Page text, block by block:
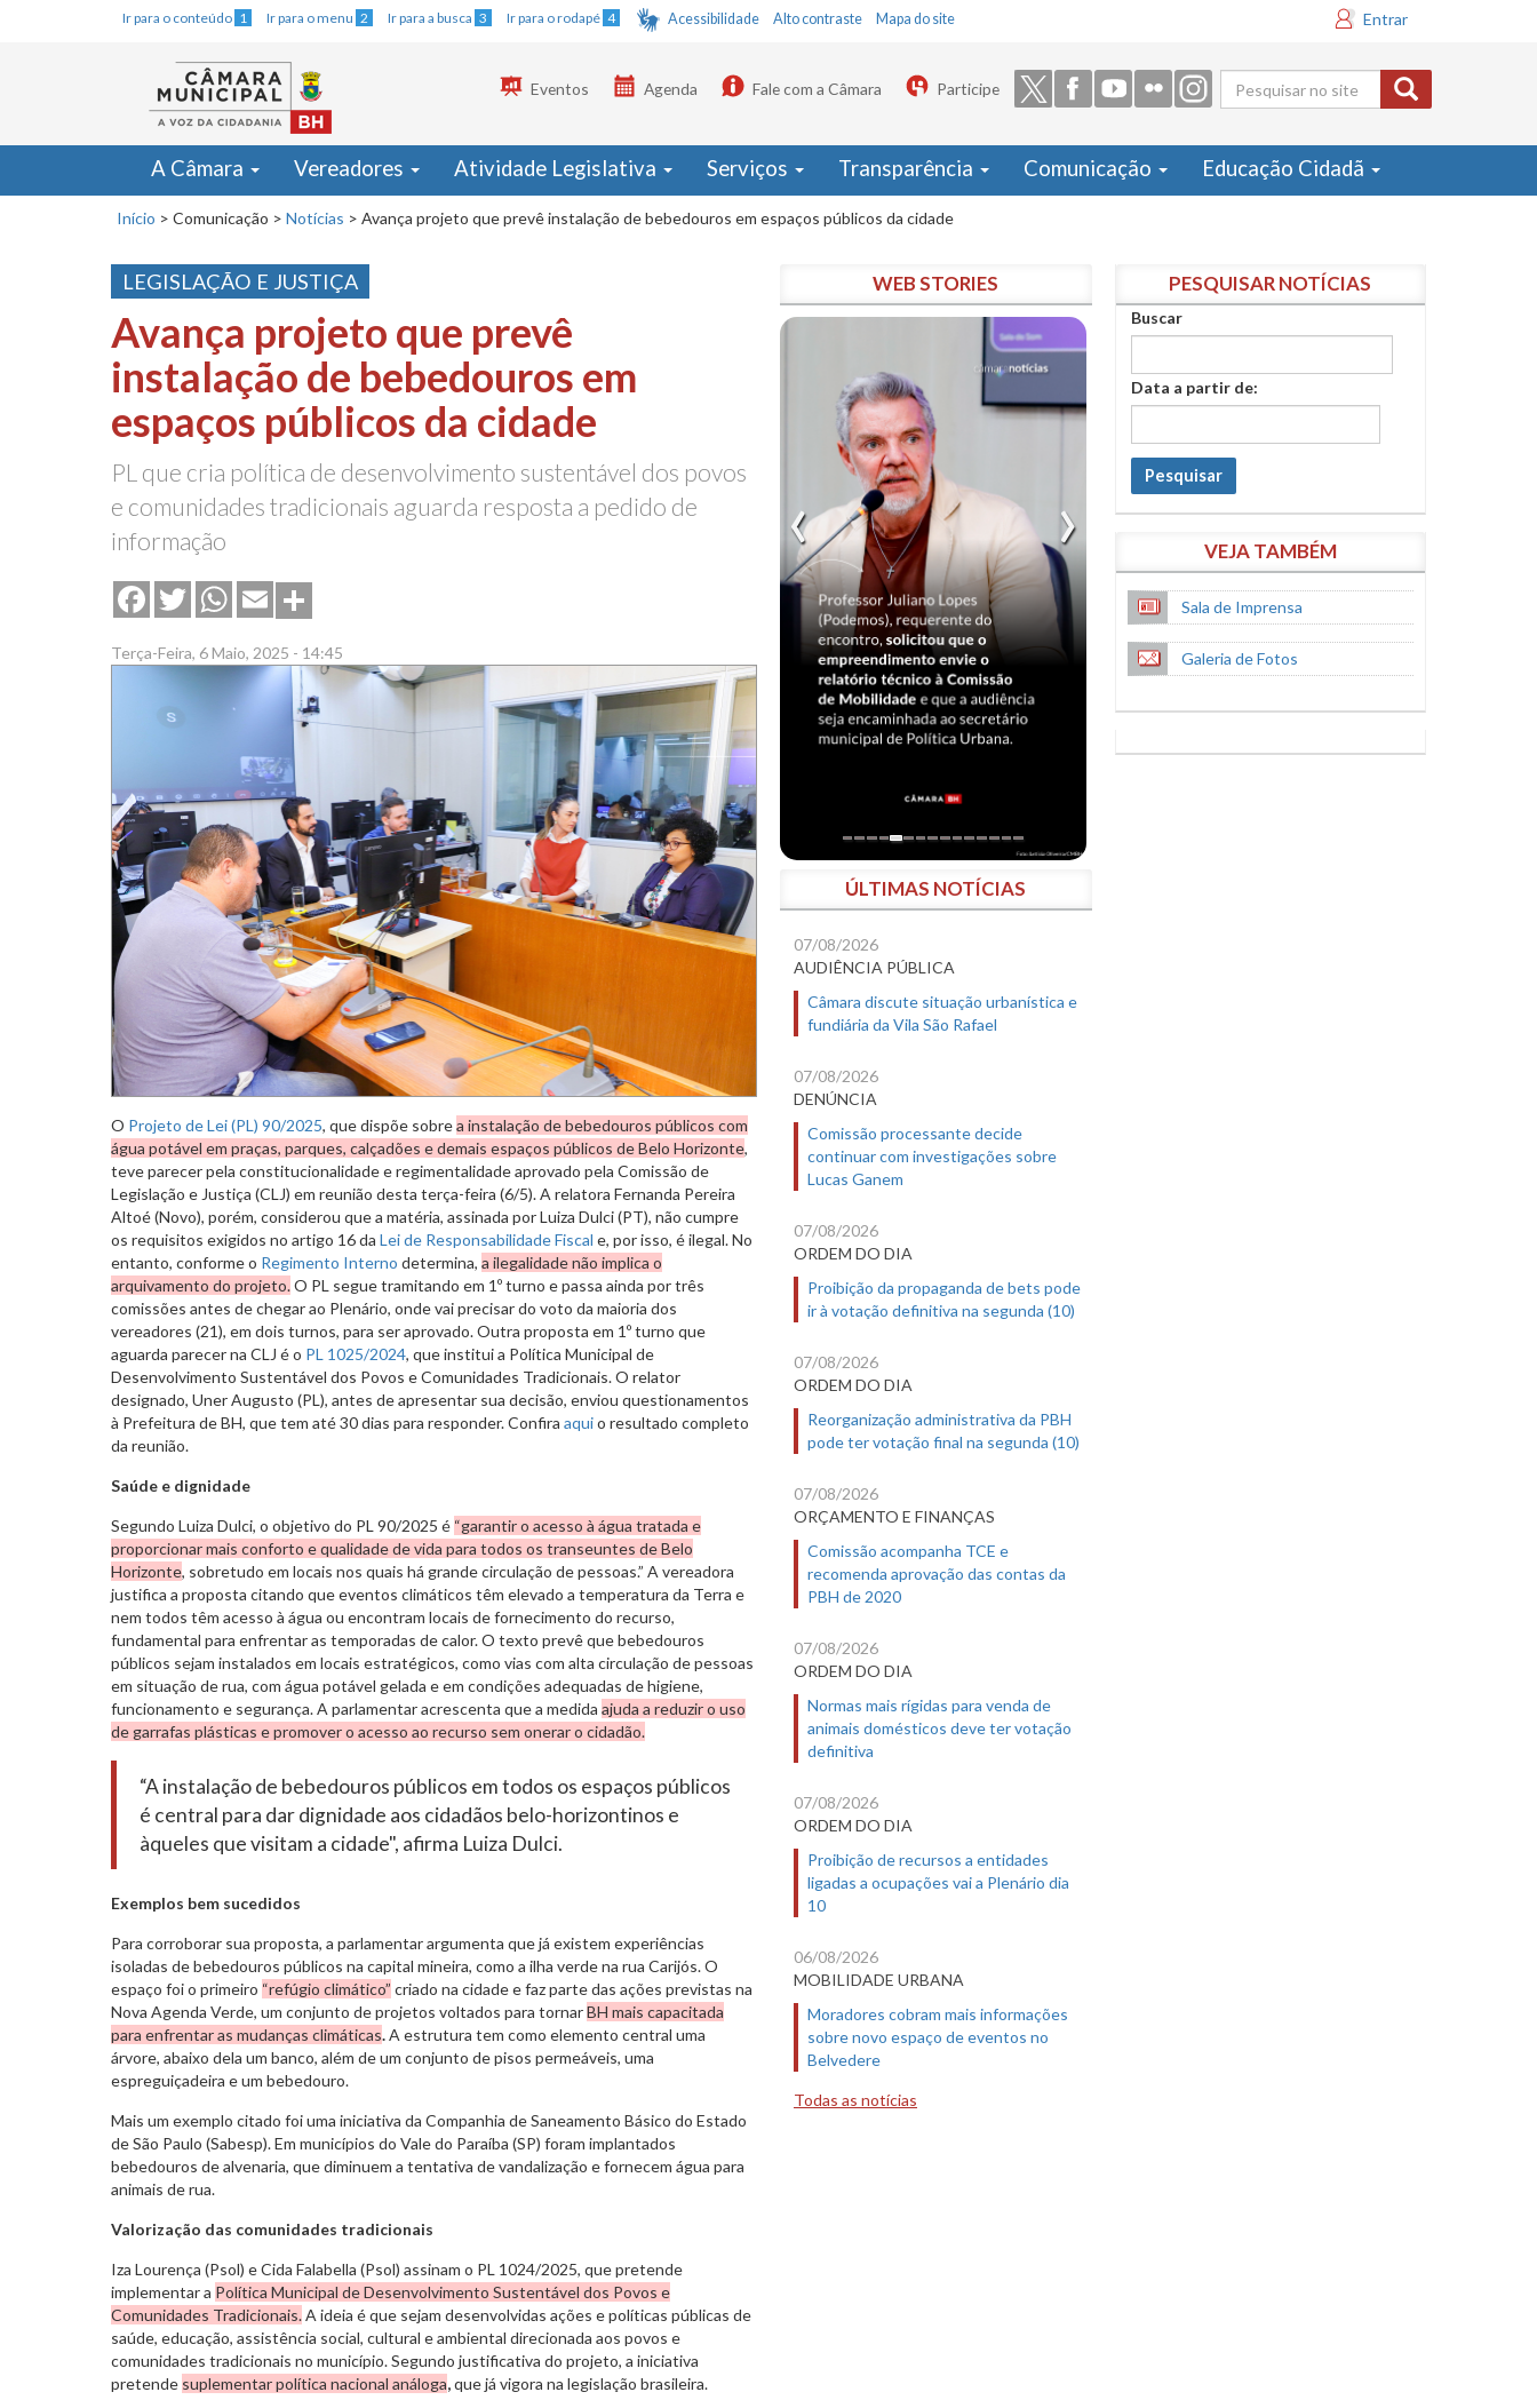
Ir para o conteúdo 1 Ir para o menu 2 Ir para a busca 3 Ir para o rodapé 4 Acessibilidade Alto contraste Mapa do site Entrar
Formulário
de busca
Eventos Agenda Fale com a Câmara Participe
A Câmara Vereadores Atividade Legislativa Serviços Transparência Comunicação Educação Cidadã
Início > Comunicação > Notícias > Avança projeto que prevê instalação de bebedouros em espaços públicos da cidade
LEGISLAÇÃO E JUSTIÇA
Avança projeto que prevê
instalação de bebedouros em
espaços públicos da cidade
PL que cria política de desenvolvimento sustentável dos povos
e comunidades tradicionais aguarda resposta a pedido de
informação
FacebookTwitterWhatsApp
Email
Terça-Feira, 6 Maio, 2025 - 14:45
O Projeto de Lei (PL) 90/2025, que dispõe sobrea instalação de bebedouros públicos com
água potável em praças, parques, calçadões e demais espaços públicos de Belo Horizonte,
teve parecer pela constitucionalidade e regimentalidade aprovado pela Comissão de
Legislação e Justiça (CLJ) em reunião desta terça-feira (6/5). A relatora Fernanda Pereira
Altoé (Novo), porém, considerou que a matéria, assinada por Luiza Dulci (PT), não cumpre
os requisitos exigidos no artigo 16 da Lei de Responsabilidade Fiscal e, por isso, é ilegal. No
entanto, conforme o Regimento Interno determina, a ilegalidade não implica o
arquivamento do projeto.O PL segue tramitando em 1º turno e passa ainda por três
comissões antes de chegar ao Plenário, onde vai precisar do voto da maioria dos
vereadores (21), em dois turnos, para ser aprovado. Outra proposta em 1º turno que
aguarda parecer na CLJ é o PL 1025/2024, que institui a Política Municipal de
Desenvolvimento Sustentável dos Povos e Comunidades Tradicionais. O relator
designado, Uner Augusto (PL), antes de apresentar sua decisão, enviou questionamentos
à Prefeitura de BH, que tem até 30 dias para responder. Confira aquio resultado completo
da reunião.
Saúde e dignidade
Segundo Luiza Dulci, o objetivo do PL 90/2025 é “garantir o acesso à água tratada e
proporcionar mais conforto e qualidade de vida para todos os transeuntes de Belo
Horizonte, sobretudo em locais nos quais há grande circulação de pessoas.” A vereadora
justifica a proposta citando que eventos climáticos têm elevado a temperatura da Terra e
nem todos têm acesso à água ou encontram locais de fornecimento do recurso,
fundamental para enfrentar as temporadas de calor. O texto prevê que bebedouros
públicos sejam instalados em locais estratégicos, como vias com alta circulação de pessoas
em situação de rua, com água potável gelada e em condições adequadas de higiene,
funcionamento e segurança. A parlamentar acrescenta que a medida ajuda a reduzir o uso
de garrafas plásticas e promover o acesso ao recurso sem onerar o cidadão.
“A instalação de bebedouros públicos em todos os espaços públicos
é central para dar dignidade aos cidadãos belo-horizontinos e
àqueles que visitam a cidade", afirma Luiza Dulci.
Exemplos bem sucedidos
Para corroborar sua proposta, a parlamentar argumenta que já existem experiências
isoladas de bebedouros públicos na capital mineira, como a ilha verde na rua Carijós. O
espaço foi o primeiro “refúgio climático” criado na cidade e faz parte das ações previstas na
Nova Agenda Verde, um conjunto de projetos voltados para tornarBH mais capacitada
para enfrentar as mudanças climáticas.A estrutura tem como elemento central uma
árvore, abaixo dela um banco, além de um conjunto de pisos permeáveis, uma
espreguiçadeira e um bebedouro.
Mais um exemplo citado foi uma iniciativa da Companhia de Saneamento Básico do Estado
de São Paulo (Sabesp). Em municípios do Vale do Paraíba (SP) foram implantados
bebedouros de alvenaria, que diminuem a tentativa de vandalização e fornecem água para
animais de rua.
Valorização das comunidades tradicionais
Iza Lourença (Psol) e Cida Falabella (Psol) assinam o PL 1024/2025, que pretende
implementar a Política Municipal de Desenvolvimento Sustentável dos Povos e
Comunidades Tradicionais.A ideia é que sejam desenvolvidas ações e políticas públicas de
saúde, educação, assistência social, cultural e ambiental direcionada aos povos e
comunidades tradicionais no município. Segundo justificativa do projeto, a iniciativa
pretende suplementar política nacional análoga,que já vigora na legislação brasileira.
WEB STORIES
ÚLTIMAS NOTÍCIAS
07/08/2026
AUDIÊNCIA PÚBLICA
Câmara discute situação urbanística e
fundiária da Vila São Rafael
07/08/2026
DENÚNCIA
Comissão processante decide
continuar com investigações sobre
Lucas Ganem
07/08/2026
ORDEM DO DIA
Proibição da propaganda de bets pode
ir à votação definitiva na segunda (10)
07/08/2026
ORDEM DO DIA
Reorganização administrativa da PBH
pode ter votação final na segunda (10)
07/08/2026
ORÇAMENTO E FINANÇAS
Comissão acompanha TCE e
recomenda aprovação das contas da
PBH de 2020
07/08/2026
ORDEM DO DIA
Normas mais rígidas para venda de
animais domésticos deve ter votação
definitiva
07/08/2026
ORDEM DO DIA
Proibição de recursos a entidades
ligadas a ocupações vai a Plenário dia
10
06/08/2026
MOBILIDADE URBANA
Moradores cobram mais informações
sobre novo espaço de eventos no
Belvedere
Todas as notícias
PESQUISAR NOTÍCIAS
Buscar
Data a partir de:
Pesquisar
VEJA TAMBÉM
Sala de Imprensa
Galeria de Fotos